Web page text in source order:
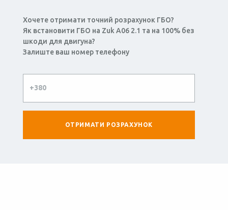
Хочете отримати точний розрахунок ГБО?
Як встановити ГБО на Zuk A06 2.1 та на 100% без
шкоди для двигуна?
Залиште ваш номер телефону